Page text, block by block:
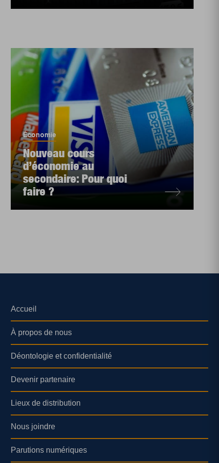
Économie
Nouveau cours
d’économie au
secondaire: Pour quoi
faire ?
Accueil
À propos de nous
Déontologie et confidentialité
Devenir partenaire
Lieux de distribution
Nous joindre
Parutions numériques